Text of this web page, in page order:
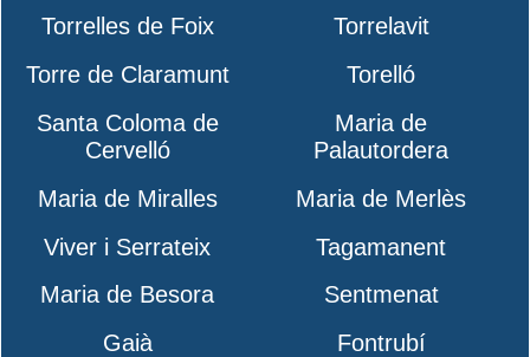
Torrelles de Foix
Torrelavit
Torre de Claramunt
Torelló
Santa Coloma de
Cervelló
Maria de
Palautordera
Maria de Miralles
Maria de Merlès
Viver i Serrateix
Tagamanent
Maria de Besora
Sentmenat
Gaià
Fontrubí